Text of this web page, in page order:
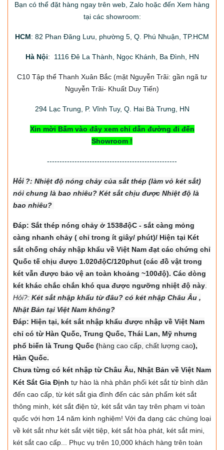
Bạn có thể đặt hàng ngay trên web, Zalo hoặc đến Xem hàng
tại các showroom:
HCM: 82 Phan Đăng Lưu, phường 5, Q. Phú Nhuận, TP.HCM
Hà Nội: 1116 Đê La Thành, Ngọc Khánh, Ba Đình, HN
C10 Tập thể Thanh Xuân Bắc (mặt Nguyễn Trãi: gần ngã tư
Nguyễn Trãi- Khuất Duy Tiến)
294Lạc Trung, P. Vĩnh Tuy, Q. Hai Bà Trưng, HN
Xin mời Bấm vào đây xem chỉ dẫn đường đi đến
Showroom !
----------------------------------------------------
Hỏi ?: Nhiệt độ nóng chảy của sắt thép (làm vỏ két sắt)
nói chung là bao nhiêu? Két sắt chịu được Nhiệt độ là
bao nhiêu?
Đáp: Sắt thép nóng chảy ở 1538độC - sắt càng mỏng
càng nhanh chảy ( chỉ trong ít giây/ phút)/ Hiện tại Két
sắt chống cháy nhập khẩu về Việt Nam đạt các chứng chỉ
Quốc tế chịu được 1.020độC/120phut (các đồ vật trong
két vẫn được bảo vệ an toàn khoảng ~100độ). Các dòng
két khác chắc chắn khó qua được ngưỡng nhiệt độ này.
Hỏi?: Két sắt nhập khẩu từ đâu? có két nhập Châu Âu ,
Nhật Bản tại Việt Nam không?
Đáp: Hiện tại, két sắt nhập khẩu được nhập về Việt Nam
chỉ có từ Hàn Quốc, Trung Quốc, Thái Lan, Mỹ nhưng
phổ biến là Trung Quốc (hàng cao cấp, chất lượng cao),
Hàn Quốc.
Chưa từng có két nhập từ Châu Âu, Nhật Bản về Việt Nam
Két Sắt Gia Định tự hào là nhà phân phối két sắt từ bình dân
đến cao cấp, từ két sắt gia đình đến các sản phẩm két sắt
thông minh, két sắt điện tử, két sắt vân tay trên phạm vi toàn
quốc với hơn 14 năm kinh nghiệm! Với đa dạng các chủng loại
về két sắt như két sắt việt tiệp, két sắt hòa phát, két sắt mini,
két sắt cao cấp... Phục vụ trên 10,000 khách hàng trên toàn